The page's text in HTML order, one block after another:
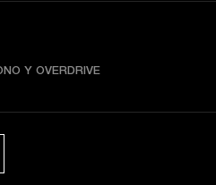
Y OVERDRIVE